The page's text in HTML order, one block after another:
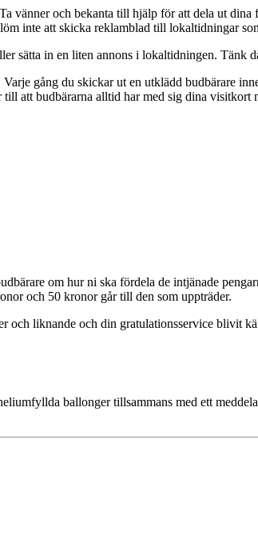
vänner och bekanta till hjälp för att dela ut
inte att skicka reklamblad till lokaltidningar
sätta in en liten annons i lokaltidningen.
gång du skickar ut en utklädd budbärare
att budbärarna alltid har med sig dina visitkort
om hur ni ska fördela de intjänade
och 50 kronor går till den som uppträder.
och liknande och din gratulationsservice blivit
ballonger tillsammans med ett